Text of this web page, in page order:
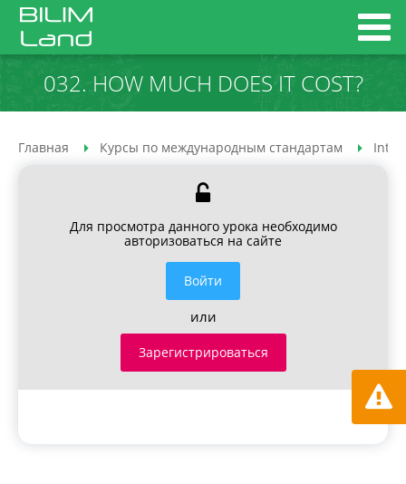
032. HOW MUCH DOES IT COST?
Главная Курсы по международным стандартам
Для просмотра данного урока необходимо
авторизоваться на сайте
Войти
или
Зарегистрироваться